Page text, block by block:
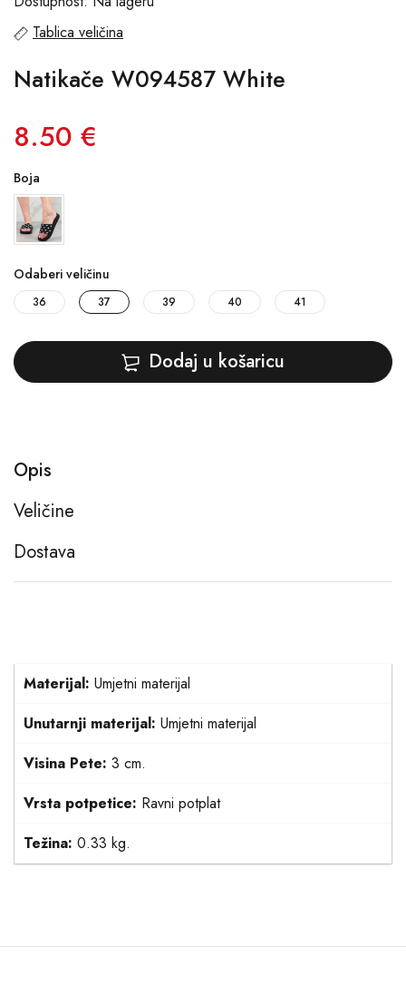
Tablica veličina
Natikače W094587 White
8.50 €
Boja
Odaberi veličinu
36 37 39 40 41
Dodaj u košaricu
Opis
Veličine
Dostava
Materijal: Umjetni materijal
Unutarnji materijal: Umjetni materijal
Visina Pete: 3 cm.
Vrsta potpetice: Ravni potplat
Težina: 0.33 kg.